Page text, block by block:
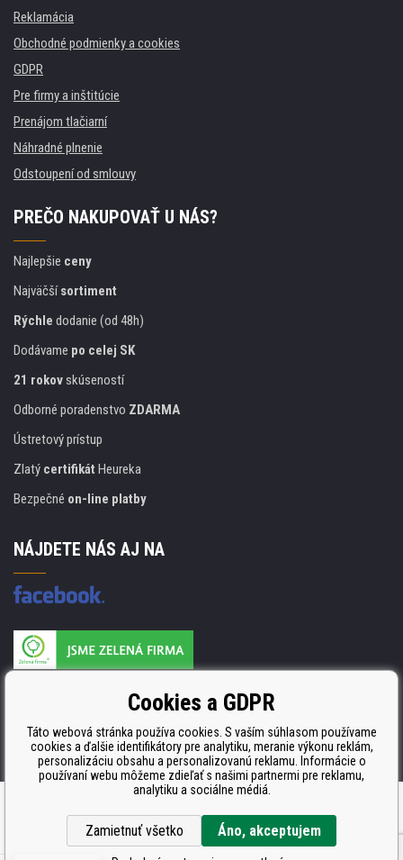
Reklamácia
Obchodné podmienky a cookies
GDPR
Pre firmy a inštitúcie
Prenájom tlačiarní
Náhradné plnenie
Odstoupení od smlouvy
PREČO NAKUPOVAŤ U NÁS?
Najlepšie ceny
Najväčšísortiment
Rýchle dodanie (od 48h)
Dodávame po celej SK
21 rokovskúseností
Odborné poradenstvo ZDARMA
Ústretový prístup
Zlatý certifikát Heureka
Bezpečné on-line platby
NÁJDETE NÁS AJ NA
ISO 9001, ISO 14001 a STMC.
Ecommerce solutionsBINARGON.cz
Cookies a GDPR
Táto webová stránka používa cookies. S vaším súhlasom používame
cookies a ďalšie identifikátory pre analytiku, meranie výkonu reklám,
personalizáciu obsahu a personalizovanú reklamu. Informácie o
používaní webu môžeme zdieľať s našimi partnermi pre reklamu,
analytiku a sociálne médiá.
Zamietnuť všetko Áno, akceptujem